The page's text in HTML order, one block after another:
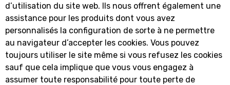
d’utilisation du site web. Ils nous offrent également une
assistance pour les produits dont vous avez
personnalisés la configuration de sorte à ne permettre
au navigateur d’accepter les cookies. Vous pouvez
toujours utiliser le site même si vous refusez les cookies
sauf que cela implique que vous vous engagez à
assumer toute responsabilité pour toute perte de